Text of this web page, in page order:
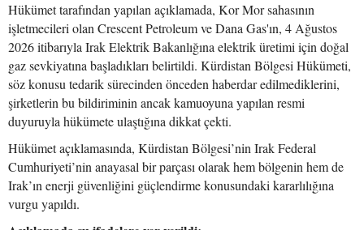
Hükümet tarafından yapılan açıklamada, Kor Mor sahasının
işletmecileri olan Crescent Petroleum ve Dana Gas'ın, 4 Ağustos
2026 itibarıyla Irak Elektrik Bakanlığına elektrik üretimi için doğal
gaz sevkiyatına başladıkları belirtildi. Kürdistan Bölgesi Hükümeti,
söz konusu tedarik sürecinden önceden haberdar edilmediklerini,
şirketlerin bu bildiriminin ancak kamuoyuna yapılan resmi
duyuruyla hükümete ulaştığına dikkat çekti.
Hükümet açıklamasında, Kürdistan Bölgesi’nin Irak Federal
Cumhuriyeti’nin anayasal bir parçası olarak hem bölgenin hem de
Irak’ın enerji güvenliğini güçlendirme konusundaki kararlılığına
vurgu yapıldı.